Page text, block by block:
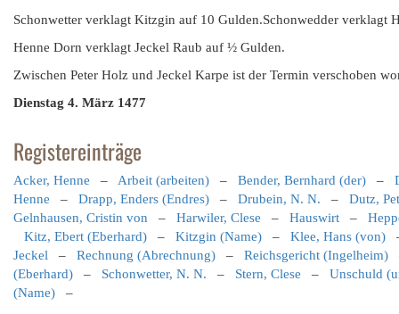
Schonwetter verklagt Kitzgin auf 10 Gulden.Schonwedder verklagt
Henne Dorn verklagt Jeckel Raub auf ½ Gulden.
Zwischen Peter Holz und Jeckel Karpe ist der Termin verschoben
Dienstag 4. März 1477
Registereinträge
Acker, Henne – Arbeit (arbeiten) – Bender, Bernhard (der) –
Henne – Drapp, Enders (Endres) – Drubein, N. N. – Dutz,
Gelnhausen, Cristin von – Harwiler, Clese – Hauswirt –
Kitz, Ebert (Eberhard) – Kitzgin (Name) – Klee, Hans (von)
Jeckel – Rechnung (Abrechnung) – Reichsgericht (Ingelheim)
(Eberhard) – Schonwetter, N. N. – Stern, Clese – Unschuld
(Name) –